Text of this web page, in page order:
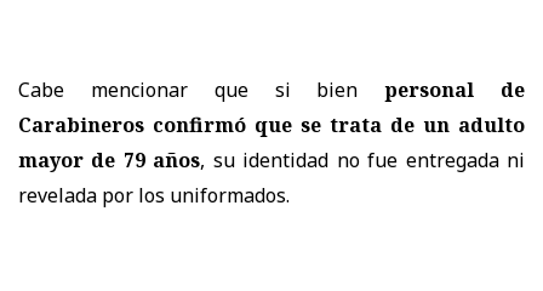
Cabe mencionar que si bien personal de
Carabineros confirmó que se trata de un adulto
mayor de 79 años, su identidad no fue entregada ni
revelada por los uniformados.